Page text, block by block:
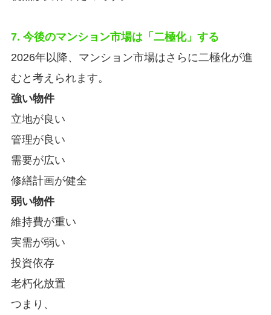
7. 今後のマンション市場は「二極化」する
2026年以降、マンション市場はさらに二極化が進
むと考えられます。
強い物件
立地が良い
管理が良い
需要が広い
修繕計画が健全
弱い物件
維持費が重い
実需が弱い
投資依存
老朽化放置
つまり、